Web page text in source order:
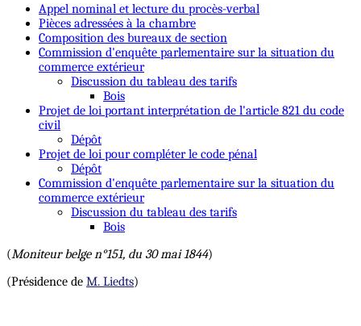
Appel nominal et lecture du procès-verbal
Pièces adressées à la chambre
Composition des bureaux de section
Commission d'enquête parlementaire sur la situation du
commerce extérieur
Discussion du tableau des tarifs
Bois
Projet de loi portant interprétation de l'article 821 du code
civil
Dépôt
Projet de loi pour compléter le code pénal
Dépôt
Commission d'enquête parlementaire sur la situation du
commerce extérieur
Discussion du tableau des tarifs
Bois
(Moniteur belge n°151, du 30 mai 1844)
(Présidence de M. Liedts)